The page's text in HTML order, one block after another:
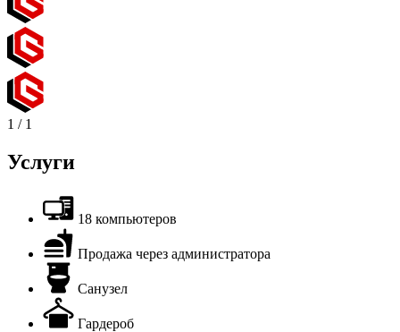
1 / 1
Услуги
18 компьютеров
Продажа через администратора
Санузел
Гардероб